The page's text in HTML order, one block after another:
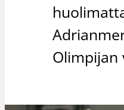
Olimpijan